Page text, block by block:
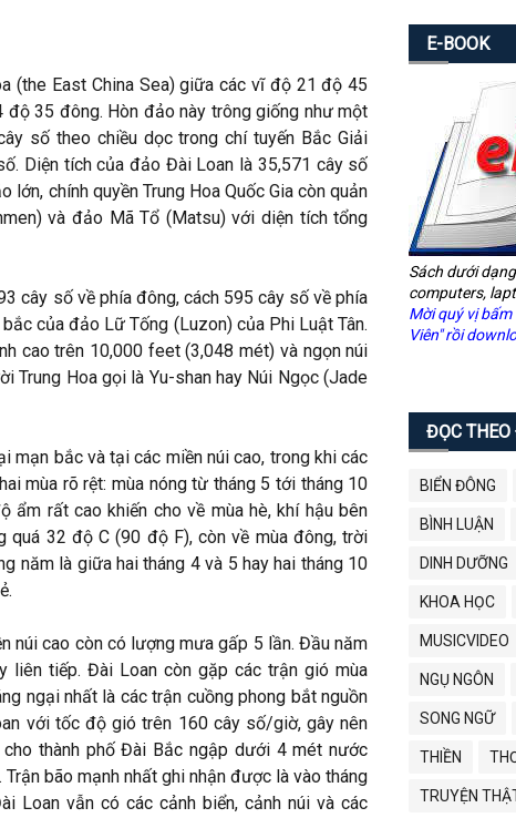
(the East China Sea) giữa các vĩ độ 21 độ 45
35 đông. Hòn đảo này trông giống như một
số theo chiều dọc trong chí tuyến Bắc Giải
Diện tích của đảo Đài Loan là 35,571 cây số
chính quyền Trung Hoa Quốc Gia còn quản
và đảo Mã Tổ (Matsu) với diện tích tổng
cây số về phía đông, cách 595 cây số về phía
của đảo Lữ Tống (Luzon) của Phi Luật Tân.
cao trên 10,000 feet (3,048 mét) và ngọn núi
Trung Hoa gọi là Yu-shan hay Núi Ngọc (Jade
bắc và tại các miền núi cao, trong khi các
mùa rõ rệt: mùa nóng từ tháng 5 tới tháng 10
ẩm rất cao khiến cho về mùa hè, khí hậu bên
quá 32 độ C (90 độ F), còn về mùa đông, trời
năm là giữa hai tháng 4 và 5 hay hai tháng 10
núi cao còn có lượng mưa gấp 5 lần. Đầu năm
liên tiếp. Đài Loan còn gặp các trận gió mùa
ngại nhất là các trận cuồng phong bắt nguồn
với tốc độ gió trên 160 cây số/giờ, gây nên
thành phố Đài Bắc ngập dưới 4 mét nước
bão mạnh nhất ghi nhận được là vào tháng
Loan vẫn có các cảnh biển, cảnh núi và các
E-BOOK
Sách dưới
computers,
Mời quý vị
Viên" rồi
ĐỌC
BIỂN ĐÔNG
BÌNH LUẬN
DINH DƯỠNG
KHOA HỌC
MUSICVIDEO
NGỤ NGÔN
SONG NGỮ
THIỀN
TRUYỆN